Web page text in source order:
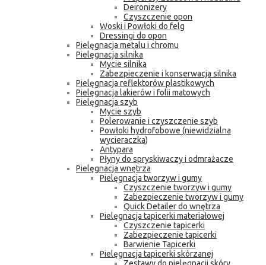
Deironizery
Czyszczenie opon
Woski i Powłoki do felg
Dressingi do opon
Pielęgnacja metalu i chromu
Pielęgnacja silnika
Mycie silnika
Zabezpieczenie i konserwacja silnika
Pielęgnacja reflektorów plastikowych
Pielęgnacja lakierów i folii matowych
Pielęgnacja szyb
Mycie szyb
Polerowanie i czyszczenie szyb
Powłoki hydrofobowe (niewidzialna
wycieraczka)
Antypara
Płyny do spryskiwaczy i odmrażacze
Pielęgnacja wnętrza
Pielęgnacja tworzyw i gumy
Czyszczenie tworzyw i gumy
Zabezpieczenie tworzyw i gumy
Quick Detailer do wnętrza
Pielęgnacja tapicerki materiałowej
Czyszczenie tapicerki
Zabezpieczenie tapicerki
Barwienie Tapicerki
Pielęgnacja tapicerki skórzanej